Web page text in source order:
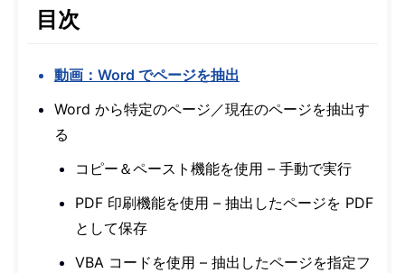
目次
動画：Word でページを抽出
Word から特定のページ／現在のページを抽出す
る
コピー＆ペースト機能を使用 – 手動で実行
PDF 印刷機能を使用 – 抽出したページを PDF
として保存
VBA コードを使用 – 抽出したページを指定フ